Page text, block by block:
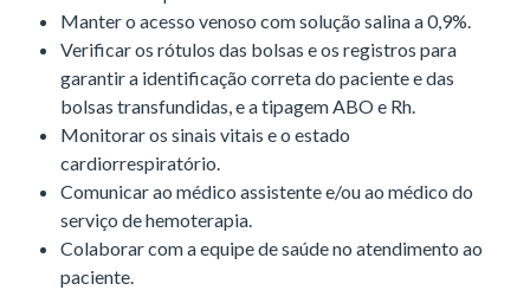
Manter o acesso venoso com solução salina a 0,9%.
Verificar os rótulos das bolsas e os registros para
garantir a identificação correta do paciente e das
bolsas transfundidas, e a tipagem ABO e Rh.
Monitorar os sinais vitais e o estado
cardiorrespiratório.
Comunicar ao médico assistente e/ou ao médico do
serviço de hemoterapia.
Colaborar com a equipe de saúde no atendimento ao
paciente.